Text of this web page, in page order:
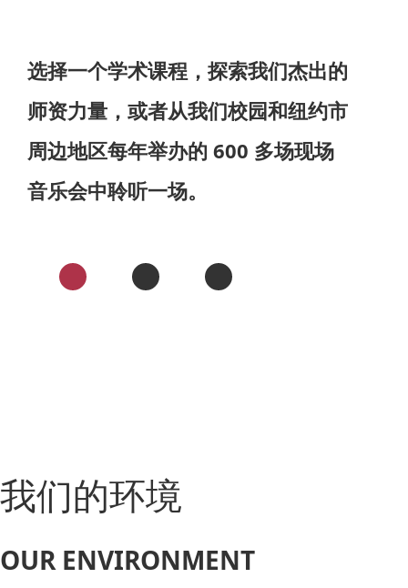
选择一个学术课程，探索我们杰出的
师资力量，或者从我们校园和纽约市
周边地区每年举办的 600 多场现场
音乐会中聆听一场。
我们的环境
OUR ENVIRONMENT